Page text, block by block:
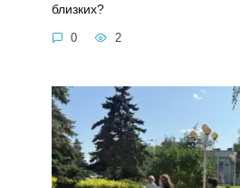
близких?
0 2